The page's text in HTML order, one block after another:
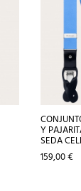
Y
SEDA
Precio
159,00 €